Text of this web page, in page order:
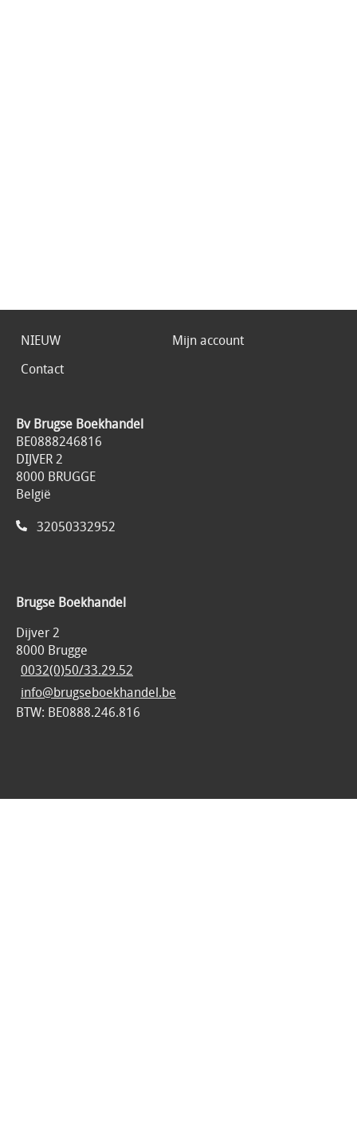
NIEUW
Mijn account
Contact
Bv Brugse Boekhandel
BE0888246816
DIJVER 2
8000 BRUGGE
België
32050332952
Brugse Boekhandel
Dijver 2
8000 Brugge
0032(0)50/33.29.52
info@brugseboekhandel.be
BTW: BE0888.246.816